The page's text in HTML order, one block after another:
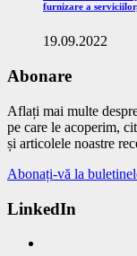
furnizare a
19.09.2022
Abonare
Aflați mai multe
pe care le acoperim,
și articolele noastre
Abonați-vă la
LinkedIn